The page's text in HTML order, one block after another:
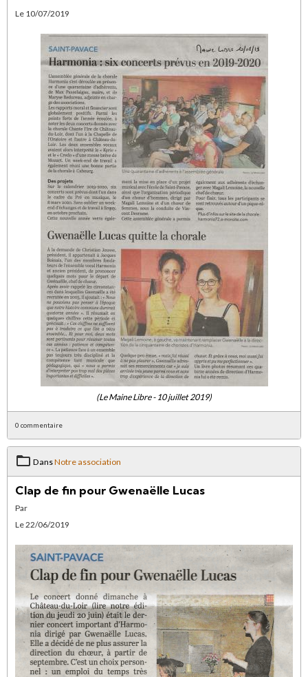
Le 10/07/2019
(Le Maine Libre - 10 juillet 2019)
0 commentaire
DansNotre association
Clap de fin pour Gwenaëlle Lucas
Par
Le 22/06/2019